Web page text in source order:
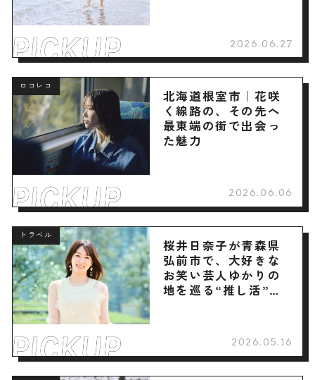
2026.06.27
ロコレコ
北海道根室市｜花咲
く線路の、その先へ
最東端の街で出会っ
た魅力
2026.06.06
トラベル
桜井日奈子が青森県
弘前市で、大好きな
お笑い芸人ゆかりの
地を巡る“推し活”旅
2026.05.16